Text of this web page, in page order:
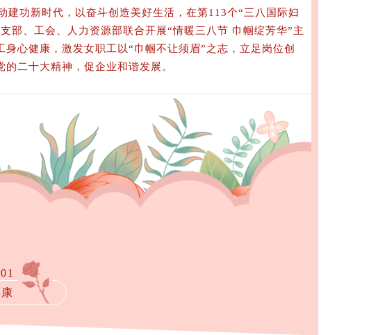
功新时代，以奋斗创造美好生活，在第113个“三八国际妇
部、工会、人力资源部联合开展“情暖三八节 巾帼绽芳华”主
心健康，激发女职工以“巾帼不让须眉”之志，立足岗位创
二十大精神，促企业和谐发展。